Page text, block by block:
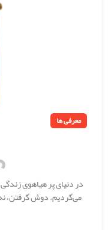
معرفی ها
در دنیای پر هیاهوی
می‌گردیم. دوش گرفتن، نه